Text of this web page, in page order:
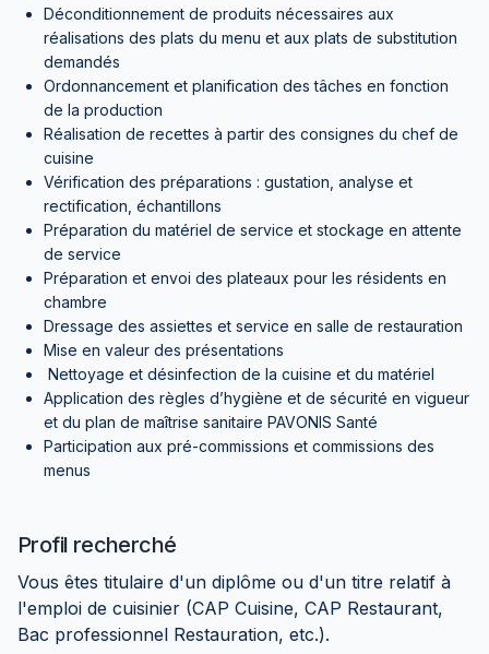
Déconditionnement de produits nécessaires aux
réalisations des plats du menu et aux plats de substitution
demandés
Ordonnancement et planification des tâches en fonction
de la production
Réalisation de recettes à partir des consignes du chef de
cuisine
Vérification des préparations : gustation, analyse et
rectification, échantillons
Préparation du matériel de service et stockage en attente
de service
Préparation et envoi des plateaux pour les résidents en
chambre
Dressage des assiettes et service en salle de restauration
Mise en valeur des présentations
Nettoyage et désinfection de la cuisine et du matériel
Application des règles d’hygiène et de sécurité en vigueur
et du plan de maîtrise sanitaire PAVONIS Santé
Participation aux pré-commissions et commissions des
menus
Profil recherché
Vous êtes titulaire d'un diplôme ou d'un titre relatif à
l'emploi de cuisinier (CAP Cuisine, CAP Restaurant,
Bac professionnel Restauration, etc.).